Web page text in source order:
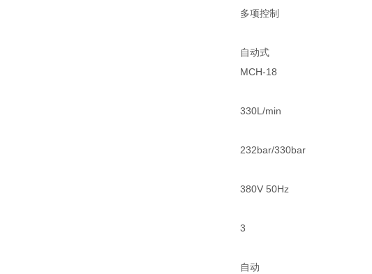
多项控制
自动式
MCH-18
330L/min
232bar/330bar
380V 50Hz
3
自动